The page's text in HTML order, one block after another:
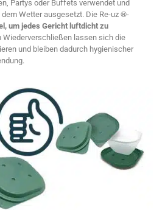
Partys oder Buffets verwendet und
Wetter ausgesetzt. Die Re-uz ®-
um jedes Gericht luftdicht zu
Wiederverschließen lassen sich die
und bleiben dadurch hygienischer